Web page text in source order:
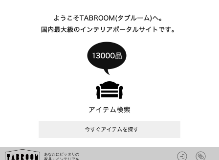
あなたにピッタリの